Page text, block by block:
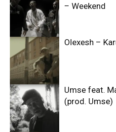
– Weekend
Olexesh –
Umse feat.
(prod. Umse)